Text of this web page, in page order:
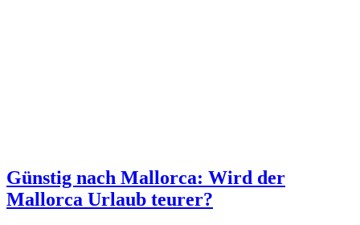
Günstig nach Mallorca: Wird der
Mallorca Urlaub teurer?